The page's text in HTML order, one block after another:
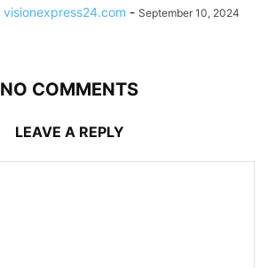
visionexpress24.com - September 10, 2024
NO COMMENTS
LEAVE A REPLY